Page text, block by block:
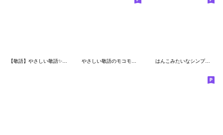
はんこみたいなシンプル絵文字